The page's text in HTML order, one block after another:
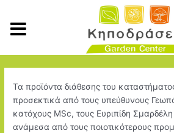
περιεχόμενο
Τα προϊόντα διάθεσης του
προσεκτικά από τους υπεύθυνους
κατόχους MSc, τους Ευριπίδη
ανάμεσα από τους ποιοτικότερους